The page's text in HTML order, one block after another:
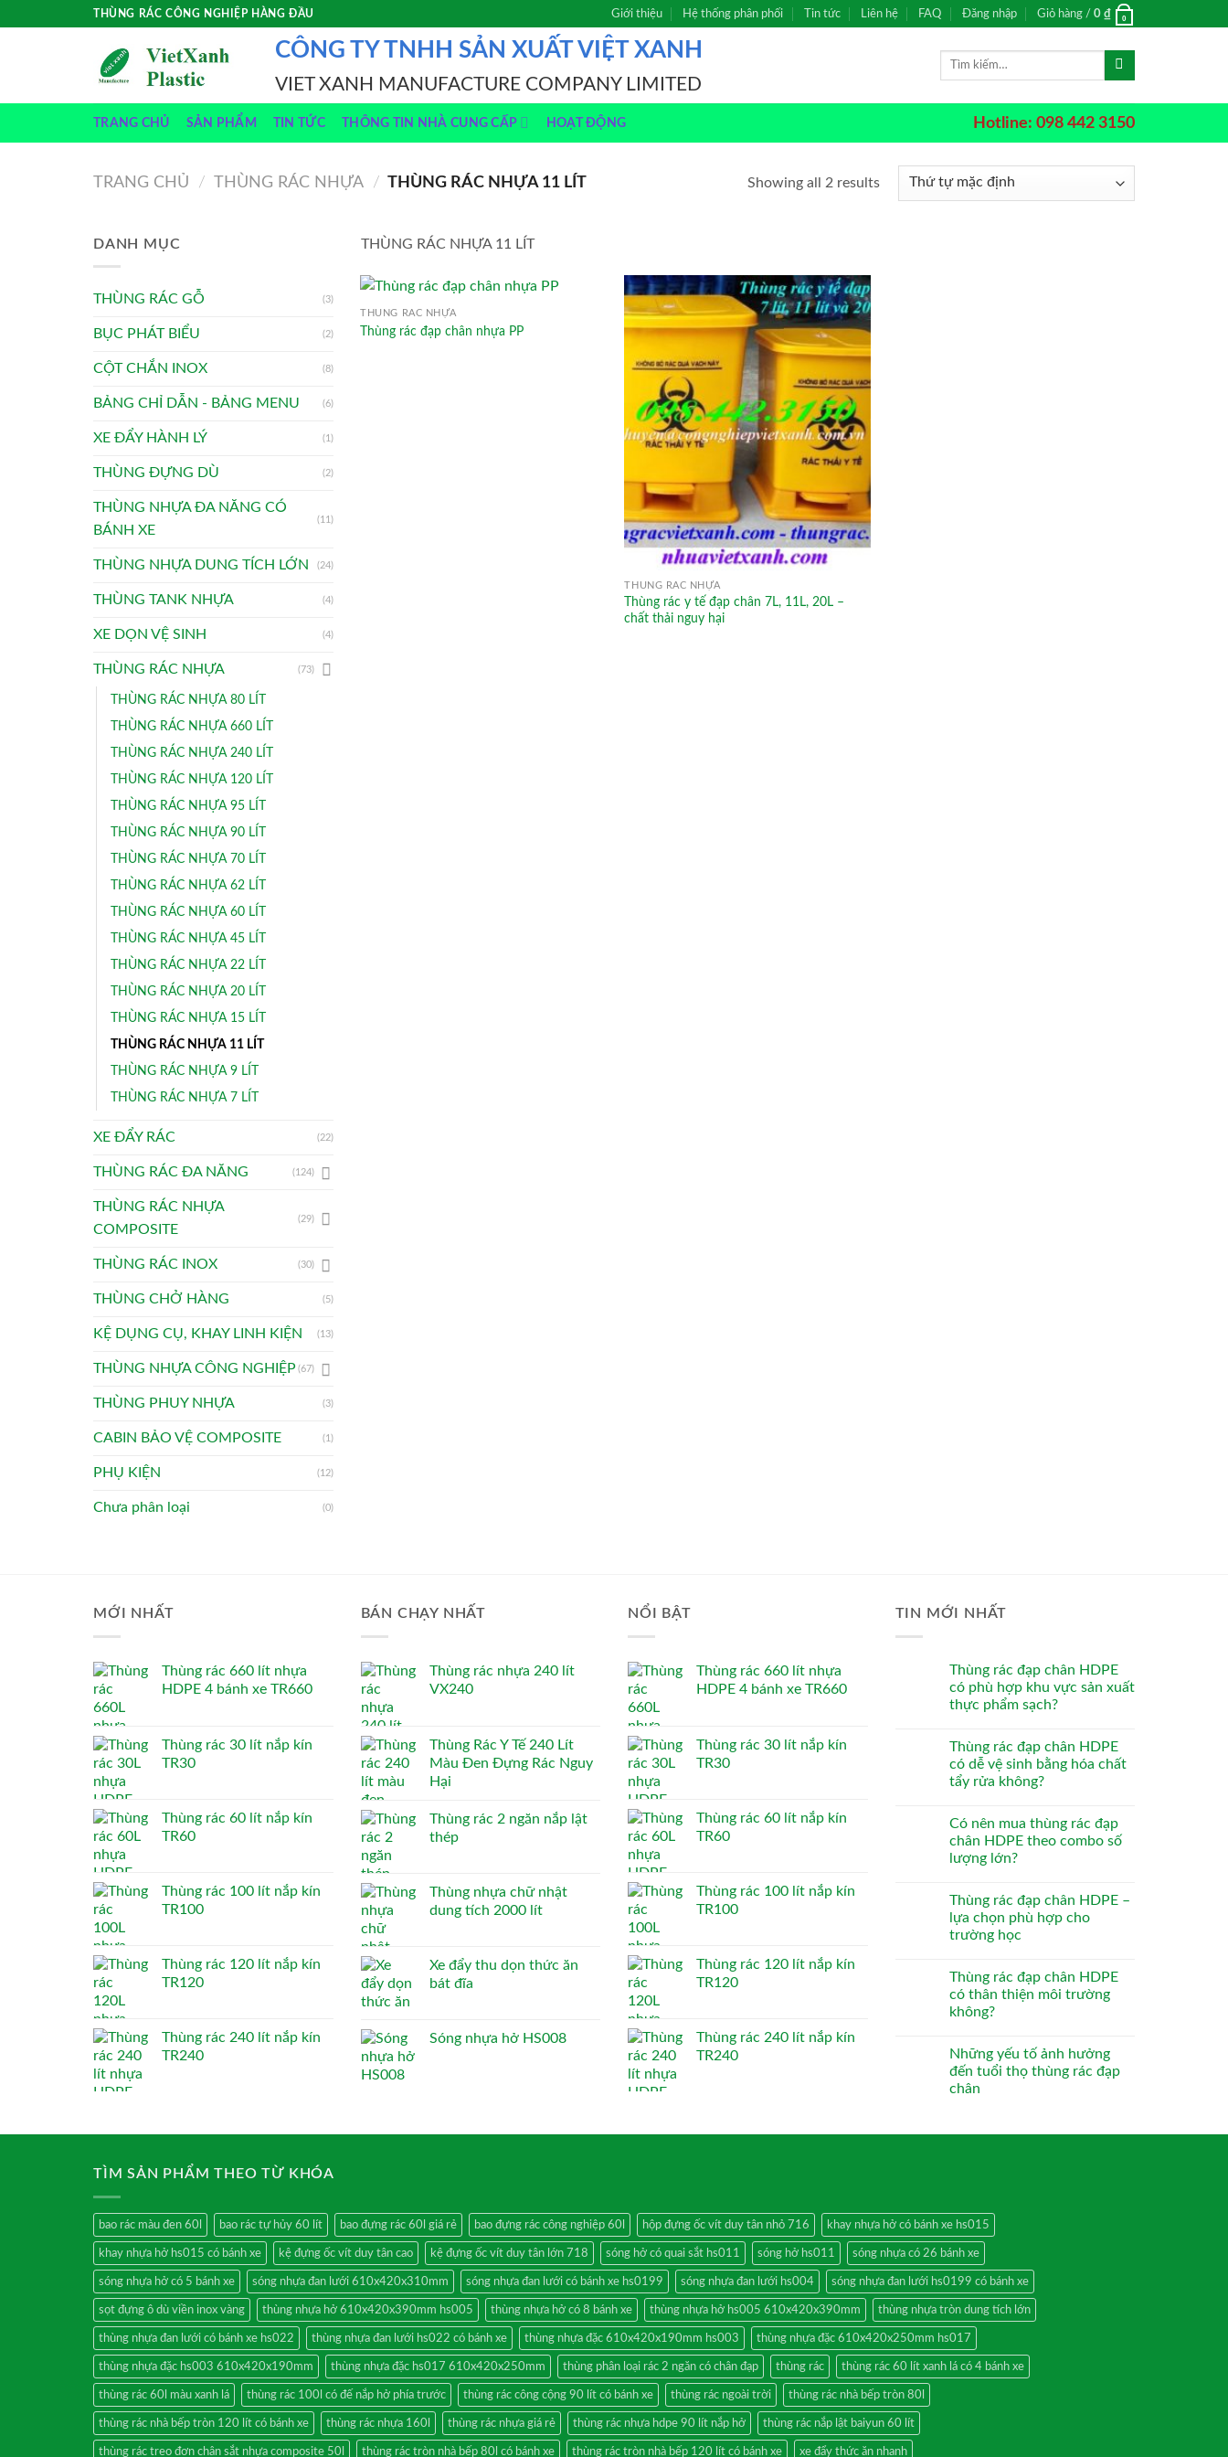
THÙNG RÁC CÔNG NGHIỆP HÀNG ĐẦU Giới thiệu Hệ thống phân phối Tin tức Liên hệ FAQ Đăng nhập Giỏ hàng / 0 ₫ 0
CÔNG TY TNHH SẢN XUẤT VIỆT XANH
VIET XANH MANUFACTURE COMPANY LIMITED
Tìm
TRANG CHỦ SẢN PHẨM TIN TỨC THÔNG TIN NHÀ CUNG CẤP HOẠT ĐỘNG Hotline: 098 442 3150
TRANG CHỦ / THÙNG RÁC NHỰA / THÙNG RÁC NHỰA 11 LÍT Showing all 2 results
DANH MỤC
THÙNG RÁC GỖ (3)
BỤC PHÁT BIỂU (2)
CỘT CHẮN INOX (8)
BẢNG CHỈ DẪN - BẢNG MENU (6)
XE ĐẨY HÀNH LÝ (1)
THÙNG ĐỰNG DÙ (2)
THÙNG NHỰA ĐA NĂNG CÓ
BÁNH XE
(11)
THÙNG NHỰA DUNG TÍCH LỚN (24)
THÙNG TANK NHỰA (4)
XE DỌN VỆ SINH (4)
THÙNG RÁC NHỰA (73)
THÙNG RÁC NHỰA 80 LÍT
THÙNG RÁC NHỰA 660 LÍT
THÙNG RÁC NHỰA 240 LÍT
THÙNG RÁC NHỰA 120 LÍT
THÙNG RÁC NHỰA 95 LÍT
THÙNG RÁC NHỰA 90 LÍT
THÙNG RÁC NHỰA 70 LÍT
THÙNG RÁC NHỰA 62 LÍT
THÙNG RÁC NHỰA 60 LÍT
THÙNG RÁC NHỰA 45 LÍT
THÙNG RÁC NHỰA 22 LÍT
THÙNG RÁC NHỰA 20 LÍT
THÙNG RÁC NHỰA 15 LÍT
THÙNG RÁC NHỰA 11 LÍT
THÙNG RÁC NHỰA 9 LÍT
THÙNG RÁC NHỰA 7 LÍT
XE ĐẨY RÁC (22)
THÙNG RÁC ĐA NĂNG (124)
THÙNG RÁC NHỰA
COMPOSITE
(29)
THÙNG RÁC INOX (30)
THÙNG CHỞ HÀNG (5)
KỆ DỤNG CỤ, KHAY LINH KIỆN (13)
THÙNG NHỰA CÔNG NGHIỆP(67)
THÙNG PHUY NHỰA (3)
CABIN BẢO VỆ COMPOSITE (1)
PHỤ KIỆN (12)
Chưa phân loại (0)
THÙNG RÁC NHỰA 11 LÍT
THÙNG RÁC NHỰA
Thùng rác đạp chân nhựa PP
THÙNG RÁC NHỰA
Thùng rác y tế đạp chân 7L, 11L, 20L –
chất thải nguy hại
MỚI NHẤT
Thùng rác 660 lít nhựa
HDPE 4 bánh xe TR660
Thùng rác 30 lít nắp kín
TR30
Thùng rác 60 lít nắp kín
TR60
Thùng rác 100 lít nắp kín
TR100
Thùng rác 120 lít nắp kín
TR120
Thùng rác 240 lít nắp kín
TR240
BÁN CHẠY NHẤT
Thùng rác nhựa 240 lít
VX240
Thùng Rác Y Tế 240 Lít
Màu Đen Đựng Rác Nguy
Hại
Thùng rác 2 ngăn nắp lật
thép
Thùng nhựa chữ nhật
dung tích 2000 lít
Xe đẩy thu dọn thức ăn
bát đĩa
Sóng nhựa hở HS008
NỔI BẬT
Thùng rác 660 lít nhựa
HDPE 4 bánh xe TR660
Thùng rác 30 lít nắp kín
TR30
Thùng rác 60 lít nắp kín
TR60
Thùng rác 100 lít nắp kín
TR100
Thùng rác 120 lít nắp kín
TR120
Thùng rác 240 lít nắp kín
TR240
TIN MỚI NHẤT
Thùng rác đạp chân HDPE
có phù hợp khu vực sản xuất
thực phẩm sạch?
Thùng rác đạp chân HDPE
có dễ vệ sinh bằng hóa chất
tẩy rửa không?
Có nên mua thùng rác đạp
chân HDPE theo combo số
lượng lớn?
Thùng rác đạp chân HDPE –
lựa chọn phù hợp cho
trường học
Thùng rác đạp chân HDPE
có thân thiện môi trường
không?
Những yếu tố ảnh hưởng
đến tuổi thọ thùng rác đạp
chân
TÌM SẢN PHẨM THEO TỪ KHÓA
bao rác màu đen 60l bao rác tự hủy 60 lít bao đựng rác 60l giá rẻ bao đựng rác công nghiệp 60l hộp đựng ốc vít duy tân nhỏ 716 khay nhựa hở có bánh xe hs015
khay nhựa hở hs015 có bánh xe kệ đựng ốc vít duy tân cao kệ đựng ốc vít duy tân lớn 718 sóng hở có quai sắt hs011 sóng hở hs011 sóng nhựa có 26 bánh xe
sóng nhựa hở có 5 bánh xe sóng nhựa đan lưới 610x420x310mm sóng nhựa đan lưới có bánh xe hs0199 sóng nhựa đan lưới hs004 sóng nhựa đan lưới hs0199 có bánh xe
sọt đựng ô dù viền inox vàng thùng nhựa hở 610x420x390mm hs005 thùng nhựa hở có 8 bánh xe thùng nhựa hở hs005 610x420x390mm thùng nhựa tròn dung tích lớn
thùng nhựa đan lưới có bánh xe hs022 thùng nhựa đan lưới hs022 có bánh xe thùng nhựa đặc 610x420x190mm hs003 thùng nhựa đặc 610x420x250mm hs017
thùng nhựa đặc hs003 610x420x190mm thùng nhựa đặc hs017 610x420x250mm thùng phân loại rác 2 ngăn có chân đạp thùng rác thùng rác 60 lít xanh lá có 4 bánh xe
thùng rác 60l màu xanh lá thùng rác 100l có đế nắp hở phía trước thùng rác công cộng 90 lít có bánh xe thùng rác ngoài trời thùng rác nhà bếp tròn 80l
thùng rác nhà bếp tròn 120 lít có bánh xe thùng rác nhựa 160l thùng rác nhựa giá rẻ thùng rác nhựa hdpe 90 lít nắp hở thùng rác nắp lật baiyun 60 lít
thùng rác treo đơn chân sắt nhựa composite 50l thùng rác tròn nhà bếp 80l có bánh xe thùng rác tròn nhà bếp 120 lít có bánh xe xe đẩy thức ăn nhanh